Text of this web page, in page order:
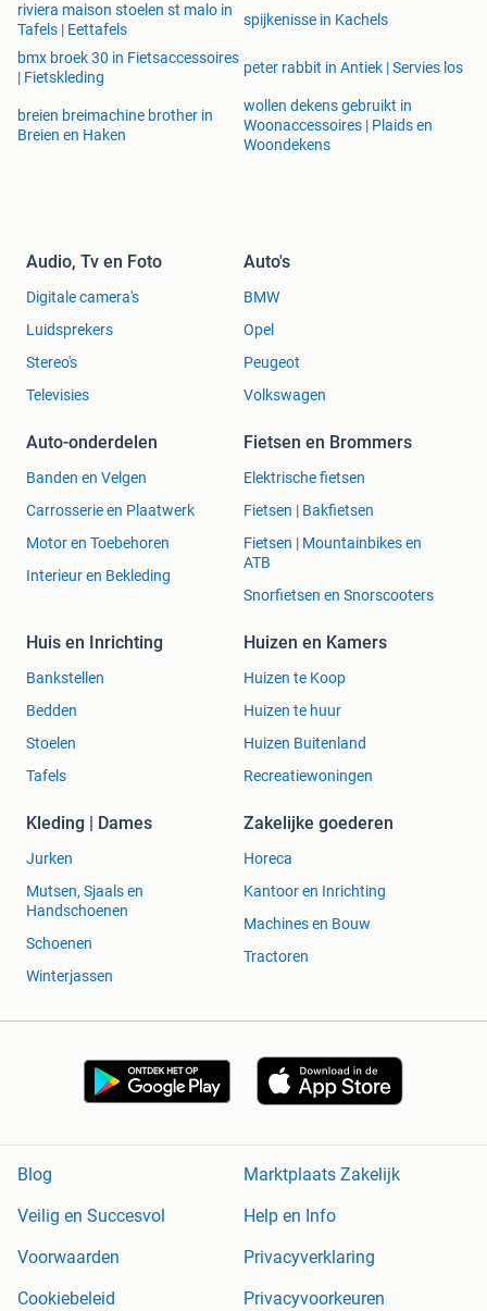
riviera maison stoelen st malo in
Tafels | Eettafels
spijkenisse in Kachels
bmx broek 30 in Fietsaccessoires
| Fietskleding
peter rabbit in Antiek | Servies los
breien breimachine brother in
Breien en Haken
wollen dekens gebruikt in
Woonaccessoires | Plaids en
Woondekens
Audio, Tv en Foto
Digitale camera's
Luidsprekers
Stereo's
Televisies
Auto's
BMW
Opel
Peugeot
Volkswagen
Auto-onderdelen
Banden en Velgen
Carrosserie en Plaatwerk
Motor en Toebehoren
Interieur en Bekleding
Fietsen en Brommers
Elektrische fietsen
Fietsen | Bakfietsen
Fietsen | Mountainbikes en
ATB
Snorfietsen en Snorscooters
Huis en Inrichting
Bankstellen
Bedden
Stoelen
Tafels
Huizen en Kamers
Huizen te Koop
Huizen te huur
Huizen Buitenland
Recreatiewoningen
Kleding | Dames
Jurken
Mutsen, Sjaals en
Handschoenen
Schoenen
Winterjassen
Zakelijke goederen
Horeca
Kantoor en Inrichting
Machines en Bouw
Tractoren
Blog
Marktplaats Zakelijk
Veilig en Succesvol
Help en Info
Voorwaarden
Privacyverklaring
Cookiebeleid
Privacyvoorkeuren